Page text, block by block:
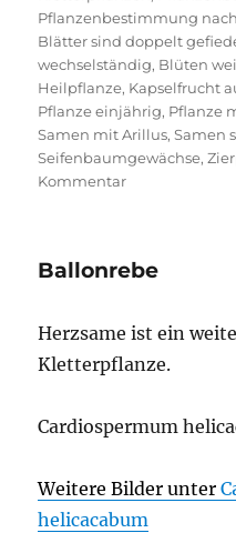
Pflanzenbestimmung
Blätter sind doppelt
wechselständig, Blüten
Heilpflanze, Kapselfrucht
Pflanze einjährig, Pflanze
Samen mit Arillus,Samen
Seifenbaumgewächse,
Kommentarzu
Ballonrebe
Herzsame ist ein
Kletterpflanze.
Cardiospermum
Weitere Bilder unter
helicacabum